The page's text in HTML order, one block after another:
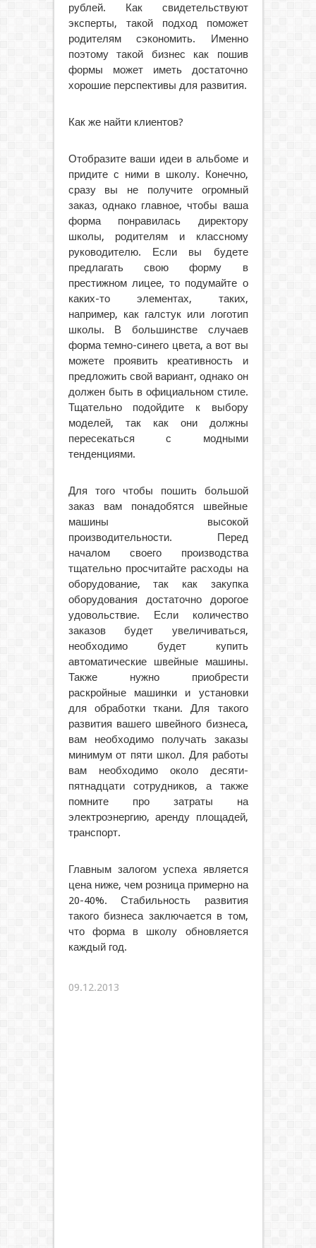
рублей. Как свидетельствуют
эксперты, такой подход поможет
родителям сэкономить. Именно
поэтому такой бизнес как пошив
формы может иметь достаточно
хорошие перспективы для развития.
Как же найти клиентов?
Отобразите ваши идеи в альбоме и
придите с ними в школу. Конечно,
сразу вы не получите огромный
заказ, однако главное, чтобы ваша
форма понравилась директору
школы, родителям и классному
руководителю. Если вы будете
предлагать свою форму в
престижном лицее, то подумайте о
каких-то элементах, таких,
например, как галстук или логотип
школы. В большинстве случаев
форма темно-синего цвета, а вот вы
можете проявить креативность и
предложить свой вариант, однако он
должен быть в официальном стиле.
Тщательно подойдите к выбору
моделей, так как они должны
пересекаться с модными
тенденциями.
Для того чтобы пошить большой
заказ вам понадобятся швейные
машины высокой
производительности. Перед
началом своего производства
тщательно просчитайте расходы на
оборудование, так как закупка
оборудования достаточно дорогое
удовольствие. Если количество
заказов будет увеличиваться,
необходимо будет купить
автоматические швейные машины.
Также нужно приобрести
раскройные машинки и установки
для обработки ткани. Для такого
развития вашего швейного бизнеса,
вам необходимо получать заказы
минимум от пяти школ. Для работы
вам необходимо около десяти-
пятнадцати сотрудников, а также
помните про затраты на
электроэнергию, аренду площадей,
транспорт.
Главным залогом успеха является
цена ниже, чем розница примерно на
20-40%. Стабильность развития
такого бизнеса заключается в том,
что форма в школу обновляется
каждый год.
09.12.2013